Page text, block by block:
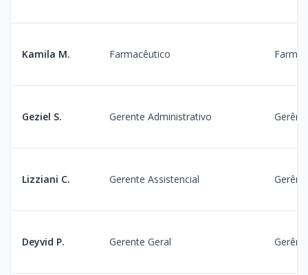
Kamila M. Farmacêutico
Geziel S. Gerente Administrativo
Lizziani C. Gerente Assistencial
Deyvid P. Gerente Geral